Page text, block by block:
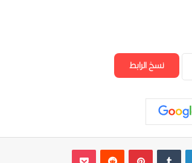
نسخ الرابط
لينكدإن ‏Tumblr بينتيريست ‏Reddit
‫Pocket